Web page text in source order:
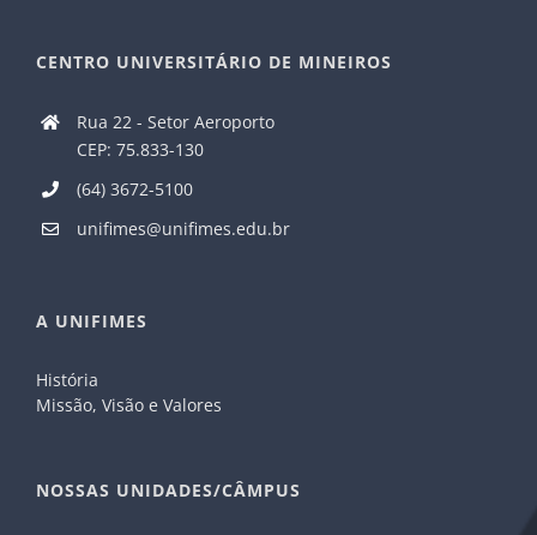
CENTRO UNIVERSITÁRIO DE MINEIROS
Rua 22 - Setor Aeroporto
CEP: 75.833-130
(64) 3672-5100
unifimes@unifimes.edu.br
A UNIFIMES
História
Missão, Visão e Valores
NOSSAS UNIDADES/CÂMPUS